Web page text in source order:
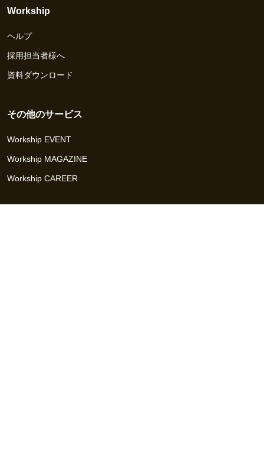
Workship
ヘルプ
採用担当者様へ
資料ダウンロード
その他のサービス
Workship EVENT
Workship MAGAZINE
Workship CAREER